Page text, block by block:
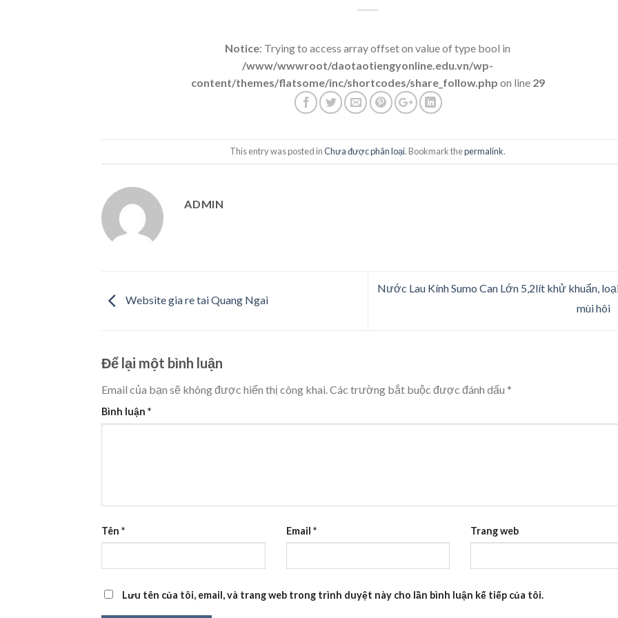
Notice: Trying to access array offset on value of type bool in
/www/wwwroot/daotaotiengyonline.edu.vn/wp-
content/themes/flatsome/inc/shortcodes/share_follow.php on line 29
This entry was posted inChưa được phân loại. Bookmark thepermalink.
ADMIN
Website gia re tai Quang Ngai
Nước Lau Kính Sumo Can Lớn 5,2lít khử khuẩn,
mùi hôi
Để lại một bình luận
Email của bạn sẽ không được hiển thị công khai.Các trường bắt buộc được đánh dấu *
Bình luận *
Tên * Email * Trang web
Lưu tên của tôi, email, và trang web trong trình duyệt này cho lần bình luận kế tiếp của tôi.